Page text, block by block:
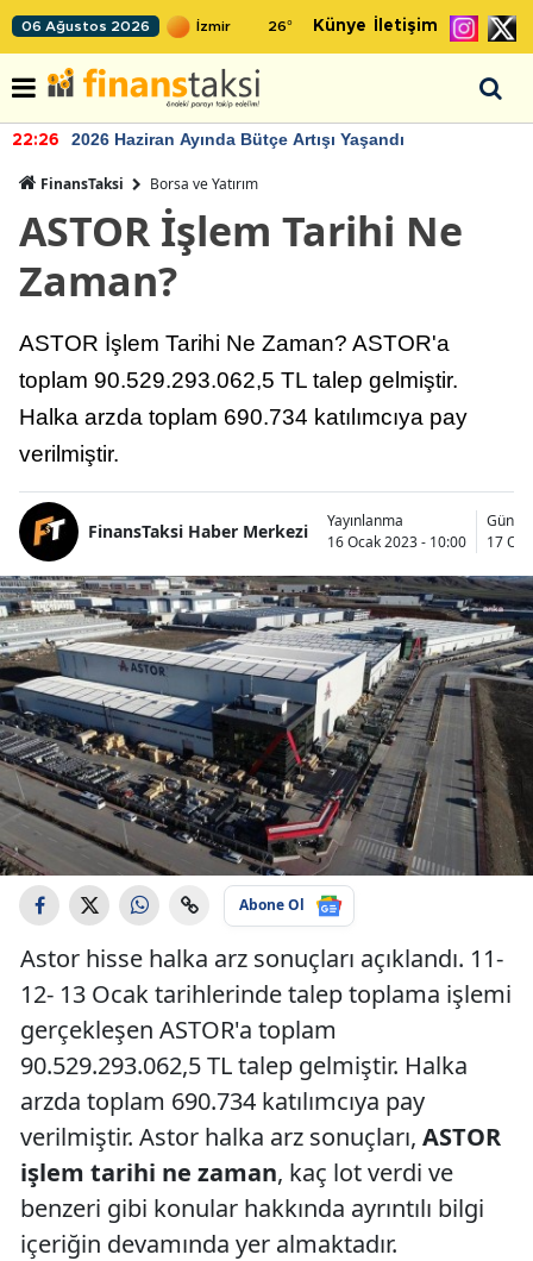
06 Ağustos 2026 26° Künye İletişim
22:24 TCMB'nin rezervlerinde artan momentum devam
FinansTaksi Borsa ve Yatırım
ASTOR İşlem Tarihi Ne
Zaman?
ASTOR İşlem Tarihi Ne Zaman? ASTOR'a
toplam 90.529.293.062,5 TL talep gelmiştir.
Halka arzda toplam 690.734 katılımcıya pay
verilmiştir.
FinansTaksi Haber Merkezi
Yayınlanma
16 Ocak 2023 - 10:00
17
Abone Ol
Astor hisse halka arz sonuçları açıklandı. 11-
12- 13 Ocak tarihlerinde talep toplama işlemi
gerçekleşen ASTOR'a toplam
90.529.293.062,5 TL talep gelmiştir. Halka
arzda toplam 690.734 katılımcıya pay
verilmiştir. Astor halka arz sonuçları, ASTOR
işlem tarihi ne zaman, kaç lot verdi ve
benzeri gibi konular hakkında ayrıntılı bilgi
içeriğin devamında yer almaktadır.